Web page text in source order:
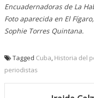
Encuadernadoras de La
Foto aparecida en El
Sophie Torres Quintana.
Tagged Cuba, Historia del
periodistas